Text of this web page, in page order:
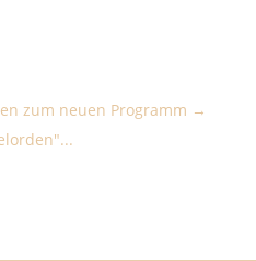
zum neuen Programm